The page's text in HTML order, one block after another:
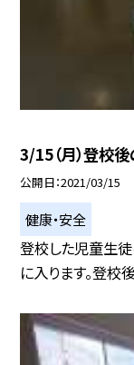
3/15（月）登校
公開日 2021/03/15
健康・安全
登校した児童生徒
に入ります。登校